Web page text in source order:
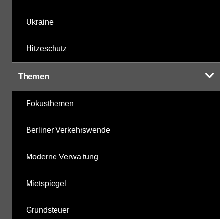
Ukraine
Hitzeschutz
Themen
Fokusthemen
Berliner Verkehrswende
Moderne Verwaltung
Mietspiegel
Grundsteuer